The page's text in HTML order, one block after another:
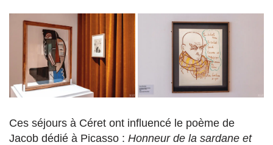
Ces séjours à Céret ont influencé le poème de
Jacob dédié à Picasso : Honneur de la sardane et